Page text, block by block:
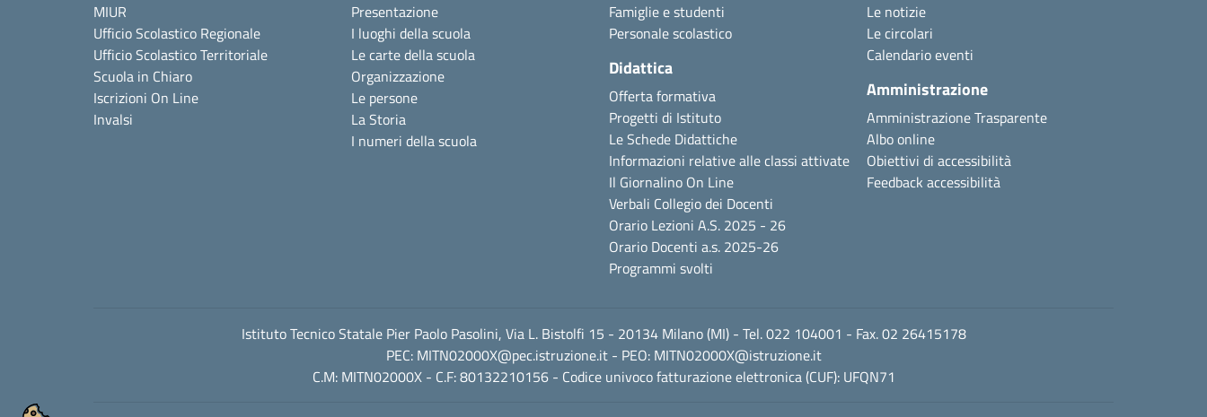
MIUR
Ufficio Scolastico Regionale
Ufficio Scolastico Territoriale
Scuola in Chiaro
Iscrizioni On Line
Invalsi
Presentazione
I luoghi della scuola
Le carte della scuola
Organizzazione
Le persone
La Storia
I numeri della scuola
Famiglie e studenti
Personale scolastico
Didattica
Offerta formativa
Progetti di Istituto
Le Schede Didattiche
Informazioni relative alle classi attivate
Il Giornalino On Line
Verbali Collegio dei Docenti
Orario Lezioni A.S. 2025 - 26
Orario Docenti a.s. 2025-26
Programmi svolti
Le notizie
Le circolari
Calendario eventi
Amministrazione
Amministrazione Trasparente
Albo online
Obiettivi di accessibilità
Feedback accessibilità
Istituto Tecnico Statale Pier Paolo Pasolini, Via L. Bistolfi 15 - 20134 Milano (MI) - Tel. 022 104001 - Fax. 02 26415178
PEC: MITN02000X@pec.istruzione.it- PEO: MITN02000X@istruzione.it
C.M: MITN02000X - C.F: 80132210156 - Codice univoco fatturazione elettronica (CUF): UFQN71